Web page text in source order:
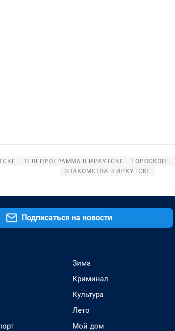
ТЕЛЕПРОГРАММА В ИРКУТСКЕ ГОРОСКОП
ЗНАКОМСТВА В ИРКУТСКЕ
Подписаться на новости
Зима
Криминал
Культура
Лето
Мой дом